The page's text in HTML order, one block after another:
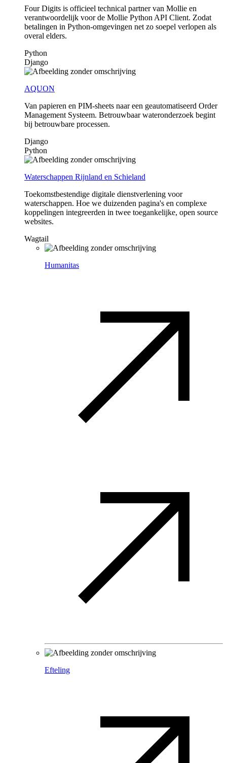
Four Digits is officieel technical partner van Mollie en
verantwoordelijk voor de Mollie Python API Client. Zodat
betalingen in Python-omgevingen net zo soepel verlopen als
overal elders.
Python
Django
AQUON
Van papieren en PIM-sheets naar een geautomatiseerd Order
Management Systeem. Betrouwbaar wateronderzoek begint
bij betrouwbare processen.
Django
Python
Waterschappen Rijnland en Schieland
Toekomstbestendige digitale dienstverlening voor
waterschappen. Hoe we duizenden pagina's en complexe
koppelingen integreerden in twee toegankelijke, open source
websites.
Wagtail
Humanitas
Efteling